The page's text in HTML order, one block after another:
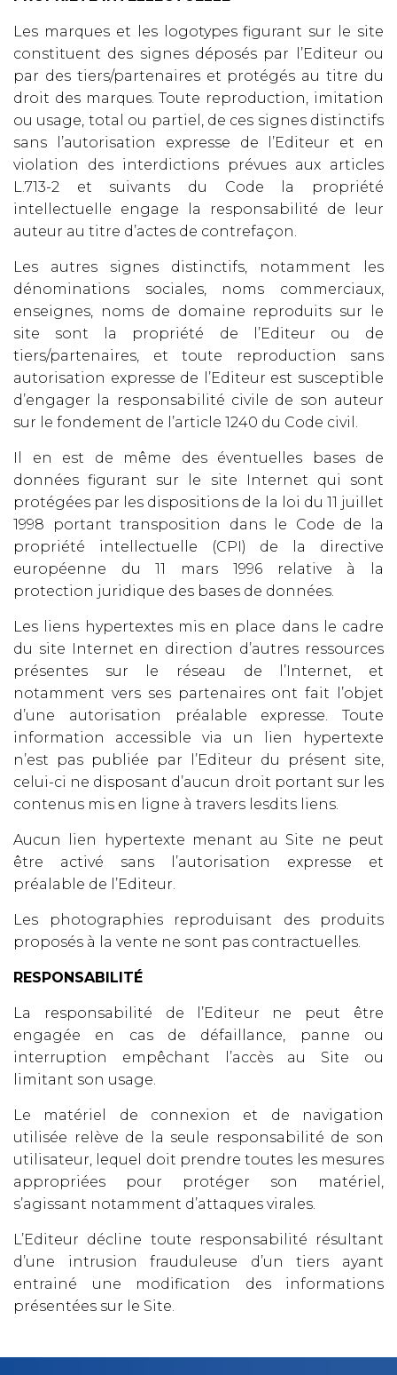
Les marques et les logotypes figurant sur le site
constituent des signes déposés par l’Editeur ou
par des tiers/partenaires et protégés au titre du
droit des marques. Toute reproduction, imitation
ou usage, total ou partiel, de ces signes distinctifs
sans l’autorisation expresse de l’Editeur et en
violation des interdictions prévues aux articles
L.713-2 et suivants du Code la propriété
intellectuelle engage la responsabilité de leur
auteur au titre d’actes de contrefaçon.
Les autres signes distinctifs, notamment les
dénominations sociales, noms commerciaux,
enseignes, noms de domaine reproduits sur le
site sont la propriété de l’Editeur ou de
tiers/partenaires, et toute reproduction sans
autorisation expresse de l’Editeur est susceptible
d’engager la responsabilité civile de son auteur
sur le fondement de l’article 1240 du Code civil.
Il en est de même des éventuelles bases de
données figurant sur le site Internet qui sont
protégées par les dispositions de la loi du 11 juillet
1998 portant transposition dans le Code de la
propriété intellectuelle (CPI) de la directive
européenne du 11 mars 1996 relative à la
protection juridique des bases de données.
Les liens hypertextes mis en place dans le cadre
du site Internet en direction d’autres ressources
présentes sur le réseau de l’Internet, et
notamment vers ses partenaires ont fait l’objet
d’une autorisation préalable expresse. Toute
information accessible via un lien hypertexte
n’est pas publiée par l’Editeur du présent site,
celui-ci ne disposant d’aucun droit portant sur les
contenus mis en ligne à travers lesdits liens.
Aucun lien hypertexte menant au Site ne peut
être activé sans l’autorisation expresse et
préalable de l’Editeur.
Les photographies reproduisant des produits
proposés à la vente ne sont pas contractuelles.
RESPONSABILITÉ
La responsabilité de l’Editeur ne peut être
engagée en cas de défaillance, panne ou
interruption empêchant l’accès au Site ou
limitant son usage.
Le matériel de connexion et de navigation
utilisée relève de la seule responsabilité de son
utilisateur, lequel doit prendre toutes les mesures
appropriées pour protéger son matériel,
s’agissant notamment d’attaques virales.
L’Editeur décline toute responsabilité résultant
d’une intrusion frauduleuse d’un tiers ayant
entrainé une modification des informations
présentées sur le Site.